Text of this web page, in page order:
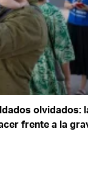
olvidados:
frente a la